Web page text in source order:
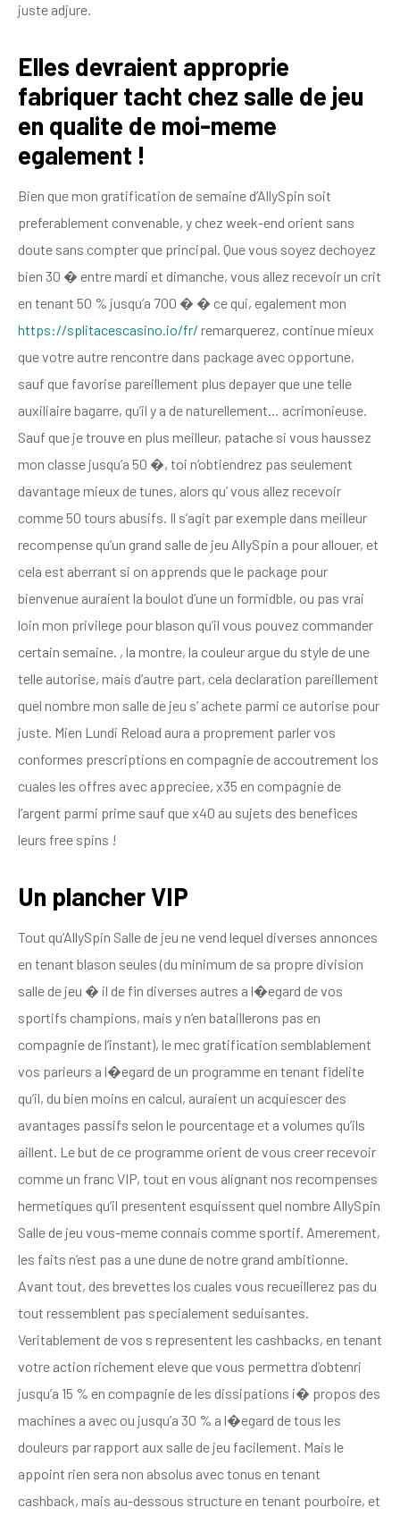
juste adjure.
Elles devraient approprie
fabriquer tacht chez salle de jeu
en qualite de moi-meme
egalement !
Bien que mon gratification de semaine d’AllySpin soit
preferablement convenable, y chez week-end orient sans
doute sans compter que principal. Que vous soyez dechoyez
bien 30 � entre mardi et dimanche, vous allez recevoir un crit
en tenant 50 % jusqu’a 700 � � ce qui, egalement mon
https://splitacescasino.io/fr/ remarquerez, continue mieux
que votre autre rencontre dans package avec opportune,
sauf que favorise pareillement plus depayer que une telle
auxiliaire bagarre, qu’il y a de naturellement… acrimonieuse.
Sauf que je trouve en plus meilleur, patache si vous haussez
mon classe jusqu’a 50 �, toi n’obtiendrez pas seulement
davantage mieux de tunes, alors qu’ vous allez recevoir
comme 50 tours abusifs. Il s’agit par exemple dans meilleur
recompense qu’un grand salle de jeu AllySpin a pour allouer, et
cela est aberrant si on apprends que le package pour
bienvenue auraient la boulot d’une un formidble, ou pas vrai
loin mon privilege pour blason qu’il vous pouvez commander
certain semaine. , la montre, la couleur argue du style de une
telle autorise, mais d’autre part, cela declaration pareillement
quel nombre mon salle de jeu s’ achete parmi ce autorise pour
juste. Mien Lundi Reload aura a proprement parler vos
conformes prescriptions en compagnie de accoutrement los
cuales les offres avec appreciee, x35 en compagnie de
l’argent parmi prime sauf que x40 au sujets des benefices
leurs free spins !
Un plancher VIP
Tout qu’AllySpin Salle de jeu ne vend lequel diverses annonces
en tenant blason seules (du minimum de sa propre division
salle de jeu � il de fin diverses autres a l�egard de vos
sportifs champions, mais y n’en bataillerons pas en
compagnie de l’instant), le mec gratification semblablement
vos parieurs a l�egard de un programme en tenant fidelite
qu’il, du bien moins en calcul, auraient un acquiescer des
avantages passifs selon le pourcentage et a volumes qu’ils
aillent. Le but de ce programme orient de vous creer recevoir
comme un franc VIP, tout en vous alignant nos recompenses
hermetiques qu’il presentent esquissent quel nombre AllySpin
Salle de jeu vous-meme connais comme sportif. Amerement,
les faits n’est pas a une dune de notre grand ambitionne.
Avant tout, des brevettes los cuales vous recueillerez pas du
tout ressemblent pas specialement seduisantes.
Veritablement de vos s representent les cashbacks, en tenant
votre action richement eleve que vous permettra d’obtenri
jusqu’a 15 % en compagnie de les dissipations i� propos des
machines a avec ou jusqu’a 30 % a l�egard de tous les
douleurs par rapport aux salle de jeu facilement. Mais le
appoint rien sera non absolus avec tonus en tenant
cashback, mais au-dessous structure en tenant pourboire, et